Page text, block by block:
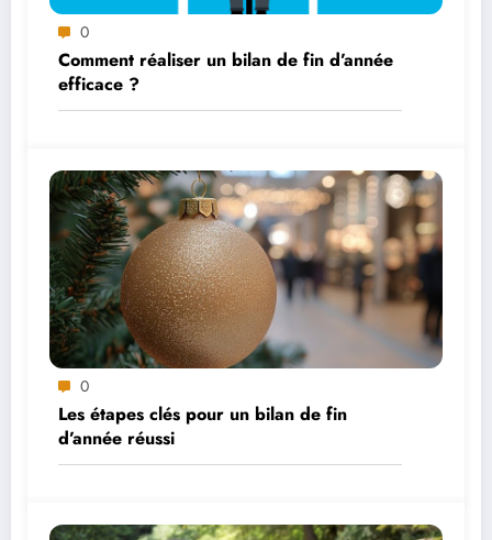
0
Comment réaliser un bilan de fin d’année
efficace ?
0
Les étapes clés pour un bilan de fin
d’année réussi